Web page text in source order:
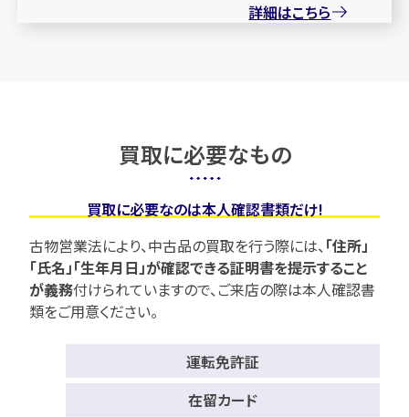
詳細はこちら
買取に必要なもの
買取に必要なのは本人確認書類だけ!
古物営業法により、中古品の買取を行う際には、「住所」
「氏名」「生年月日」が確認できる証明書を提示すること
が義務付けられていますので、ご来店の際は本人確認書
類をご用意ください。
運転免許証
在留カード